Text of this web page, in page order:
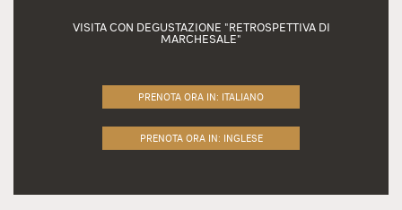
VISITA CON DEGUSTAZIONE "RETROSPETTIVA DI
MARCHESALE"
PRENOTA ORA IN: ITALIANO
PRENOTA ORA IN: INGLESE